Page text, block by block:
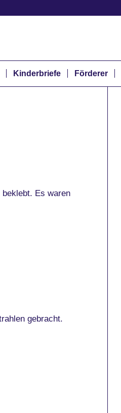
Kinderbriefe Förderer
Es waren
gebracht.